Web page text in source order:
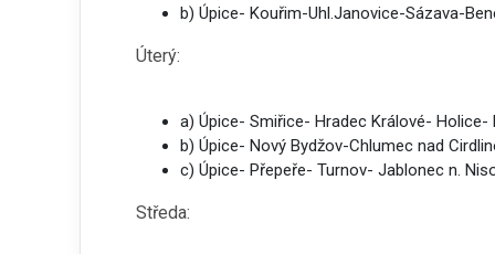
b) Úpice- Kouřim-Uhl.Janovice-Sázava-
Úterý:
a) Úpice- Smiřice- Hradec Králové-
b) Úpice- Nový Bydžov-Chlumec nad
c) Úpice- Přepeře- Turnov- Jablonec n.
Středa: